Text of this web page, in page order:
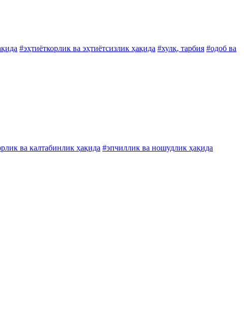
#эҳтиёткорлик ва эҳтиётсизлик ҳақида #хулқ, тарбия #одоб ва
ва калтабинлик ҳақида #эпчиллик ва ношудлик ҳақида